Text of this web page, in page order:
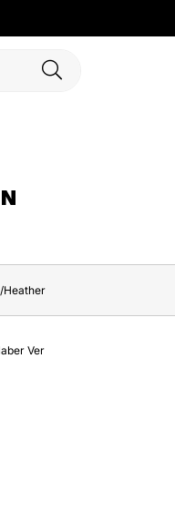
Heather
Ver